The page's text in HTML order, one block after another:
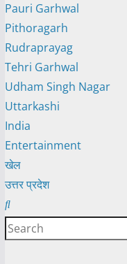
Pauri Garhwal
Pithoragarh
Rudraprayag
Tehri Garhwal
Udham Singh Nagar
Uttarkashi
India
Entertainment
खेल
उत्तर प्रदेश